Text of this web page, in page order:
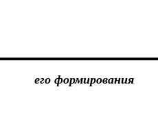
его формирования